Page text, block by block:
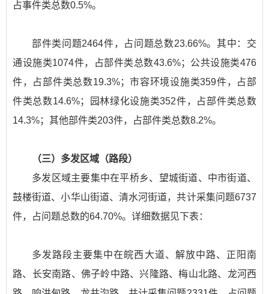
占事件类总数0.5%。
部件类问题2464件，占问题总数23.66%。其中：交
通设施类1074件，占部件类总数43.6%；公共设施类476
件，占部件类总数19.3%；市容环境设施类359件，占部
件类总数14.6%；园林绿化设施类352件，占部件类总数
14.3%；其他部件类203件，占部件类总数8.2%。
（三）多发区域（路段）
多发区域主要集中在平桥乡、望城街道、中市街道、
鼓楼街道、小华山街道、清水河街道，共计采集问题6737
件，占问题总数的64.70%。详细数据见下表：
多发路段主要集中在皖西大道、解放中路、正阳南
路、长安南路、佛子岭中路、兴隆路、梅山北路、龙河西